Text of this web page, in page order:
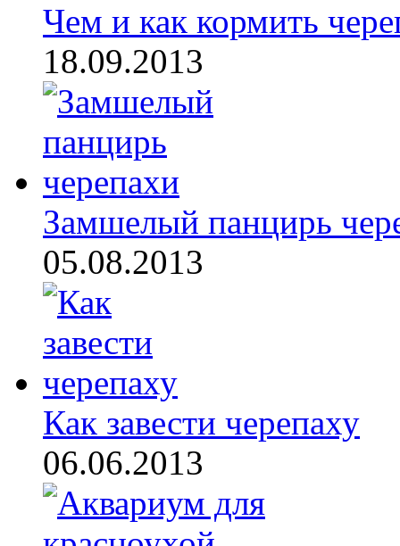
Чем и как кормить
18.09.2013
Замшелый панцирь
05.08.2013
Как завести черепаху
06.06.2013